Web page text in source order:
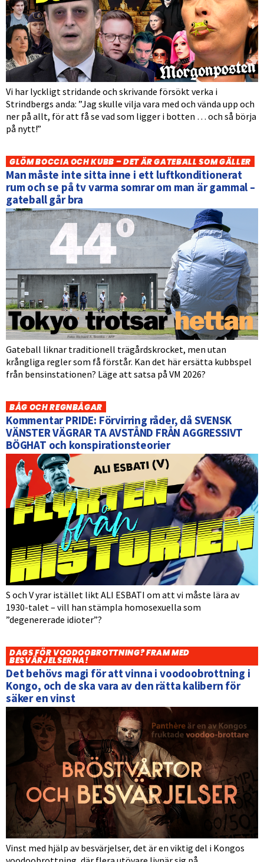
Vi har lyckligt stridande och skrivande försökt verka i
Strindbergs anda: ”Jag skulle vilja vara med och vända upp och
ner på allt, för att få se vad som ligger i botten … och så börja
på nytt!”
GLÖM BOCCIA OCH KUBB – DET ÄR GATEBALL SOM GÄLLER
Man måste inte sitta inne i ett luftkonditionerat
rum och se på tv varma somrar om man är gammal –
gateball går bra
Gateball liknar traditionell trägårdskrocket, men utan
krångliga regler som få förstår. Kan det här ersätta kubbspel
från bensinstationen? Läge att satsa på VM 2026?
BÅG OCH REGNBÅGAR
Kommentar PRIDE: Förvirring råder, då SVENSK
VÄNSTER VÄGRAR TA AVSTÅND FRÅN AGGRESSIVT
BÖGHAT och konspirationsteorier
S och V yrar istället likt ALI ESBATI om att vi måste lära av
1930-talet – vill han stämpla homosexuella som
”degenererade idioter”?
DAGS FÖR VOODOOBROTTNING? FRAM MED
BESVÄRJELSERNA!
Det behövs magi för att vinna i voodoobrottning i
Kongo, och de ska vara av den rätta kalibern för
säker en vinst
Vinst med hjälp av besvärjelser, det är en viktig del i Kongos